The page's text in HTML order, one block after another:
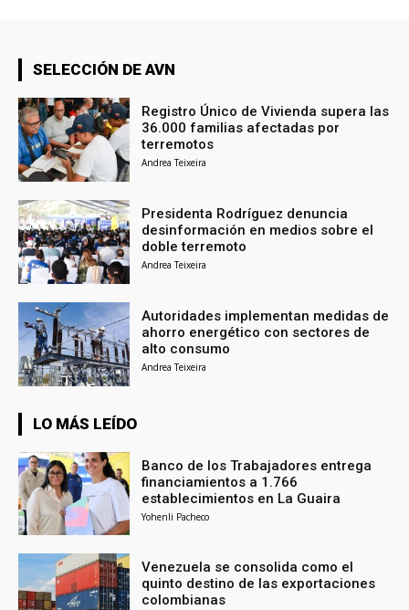
SELECCIÓN DE AVN
Registro Único de Vivienda supera las
36.000 familias afectadas por
terremotos
Andrea Teixeira
Presidenta Rodríguez denuncia
desinformación en medios sobre el
doble terremoto
Andrea Teixeira
Autoridades implementan medidas de
ahorro energético con sectores de
alto consumo
Andrea Teixeira
LO MÁS LEÍDO
Banco de los Trabajadores entrega
financiamientos a 1.766
establecimientos en La Guaira
Yohenli Pacheco
Venezuela se consolida como el
quinto destino de las exportaciones
colombianas